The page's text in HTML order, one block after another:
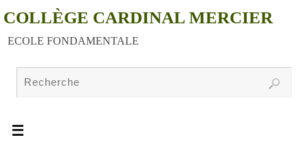
COLLÈGE CARDINAL MERCIER
ECOLE FONDAMENTALE